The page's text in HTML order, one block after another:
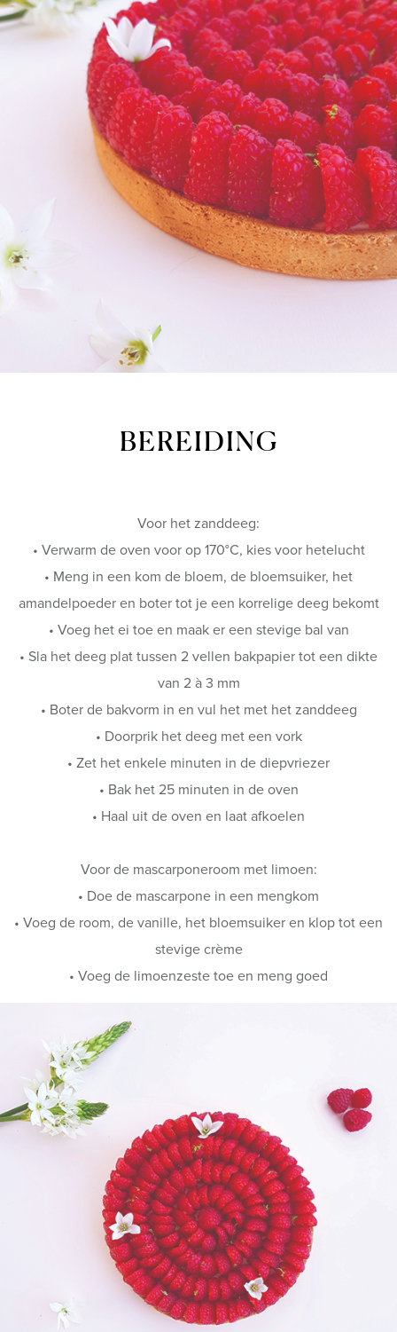
BEREIDING
Voor het zanddeeg:
• Verwarm de oven voor op 170°C, kies voor hetelucht
• Meng in een kom de bloem, de bloemsuiker, het
amandelpoeder en boter tot je een korrelige deeg bekomt
• Voeg het ei toe en maak er een stevige bal van
• Sla het deeg plat tussen 2 vellen bakpapier tot een dikte
van 2 à 3 mm
• Boter de bakvorm in en vul het met het zanddeeg
• Doorprik het deeg met een vork
• Zet het enkele minuten in de diepvriezer
• Bak het 25 minuten in de oven
• Haal uit de oven en laat afkoelen
Voor de mascarponeroom met limoen:
• Doe de mascarpone in een mengkom
• Voeg de room, de vanille, het bloemsuiker en klop tot een
stevige crème
• Voeg de limoenzeste toe en meng goed